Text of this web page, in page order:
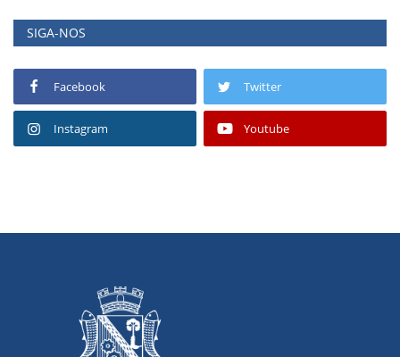
SIGA-NOS
Facebook Twitter
Instagram Youtube